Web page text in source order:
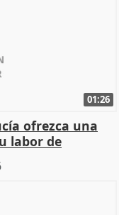
01:26
ofrezca una
labor de